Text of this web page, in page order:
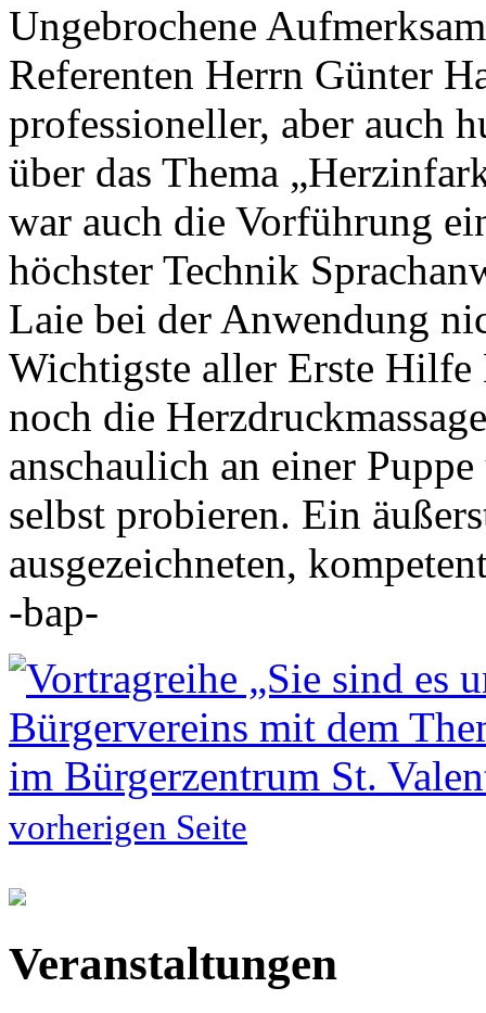
Ungebrochene
Referenten Herrn Günter
professioneller, aber auch
über das Thema
war auch die Vorführung
höchster Technik
Laie bei der Anwendung
Wichtigste aller Erste Hilfe
noch die
anschaulich an einer
selbst probieren. Ein
ausgezeichneten,
-bap-
vorherigen Seite
Veranstaltungen